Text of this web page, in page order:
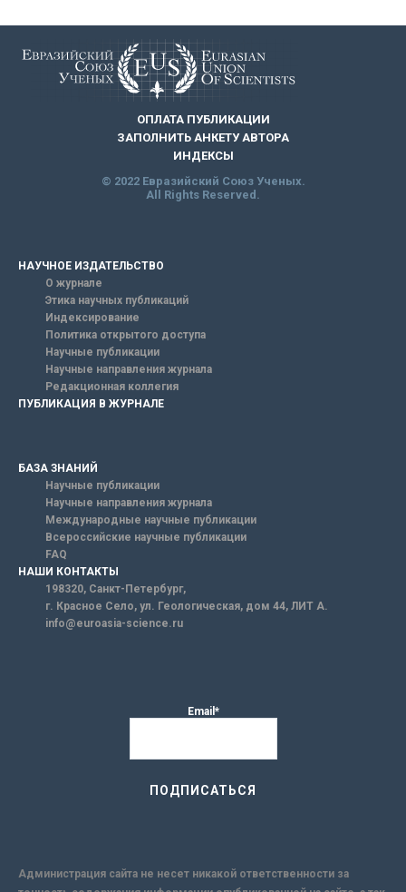
ОПЛАТА ПУБЛИКАЦИИ
ЗАПОЛНИТЬ АНКЕТУ АВТОРА
ИНДЕКСЫ
© 2022 Евразийский Союз Ученых.
All Rights Reserved.
НАУЧНОЕ ИЗДАТЕЛЬСТВО
О журнале
Этика научных публикаций
Индексирование
Политика открытого доступа
Научные публикации
Научные направления журнала
Редакционная коллегия
ПУБЛИКАЦИЯ В ЖУРНАЛЕ
БАЗА ЗНАНИЙ
Научные публикации
Научные направления журнала
Международные научные публикации
Всероссийские научные публикации
FAQ
НАШИ КОНТАКТЫ
198320, Санкт-Петербург,
г. Красное Село, ул. Геологическая, дом 44, ЛИТ А.
info@euroasia-science.ru
Email*
Администрация сайта не несет никакой ответственности за